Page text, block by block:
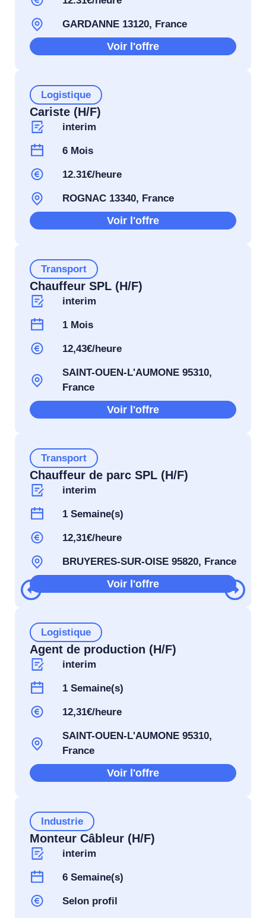
GARDANNE 13120, France
Voir l'offre
Logistique
Cariste (H/F)
interim
6 Mois
12.31€/heure
ROGNAC 13340, France
Voir l'offre
Transport
Chauffeur SPL (H/F)
interim
1 Mois
12,43€/heure
SAINT-OUEN-L'AUMONE 95310,
France
Voir l'offre
Transport
Chauffeur de parc SPL (H/F)
interim
1 Semaine(s)
12,31€/heure
BRUYERES-SUR-OISE 95820, France
Voir l'offre
Logistique
Agent de production (H/F)
interim
1 Semaine(s)
12,31€/heure
SAINT-OUEN-L'AUMONE 95310,
France
Voir l'offre
Industrie
Monteur Câbleur (H/F)
interim
6 Semaine(s)
Selon profil